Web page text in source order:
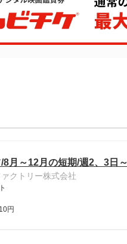
8月～12月の短期/週2、3日
クトリー株式会社
円